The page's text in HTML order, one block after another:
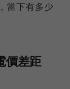
當下有多少
價差距